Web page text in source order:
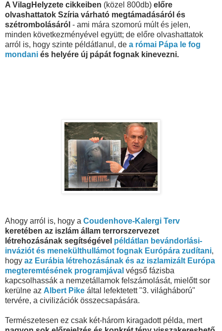
A VilagHelyzete cikkeiben (közel 800db) előre
olvashattatok Szíria várható megtámadásáról és
szétrombolásáról - ami mára szomorú múlt és jelen,
minden következményével együtt; de előre olvashattatok
arról is, hogy szinte példátlanul, de a római Pápa le fog
mondani és helyére új pápát fognak kinevezni.
Ahogy arról is, hogy a Coudenhove-Kalergi Terv
keretében az iszlám állam terrorszervezet
létrehozásának segítségével példátlan bevándorlási-
inváziót és menekülthullámot fognak Európára zudítani,
hogy az Eurábia létrehozásának és az iszlamizált Európa
megteremtésének programjával végső fázisba
kapcsolhassák a nemzetállamok felszámolását, mielőtt sor
kerülne az Albert Pike által lefektetett "3. világháború"
tervére, a civilizációk összecsapására.
Természetesen ez csak két-három kiragadott példa, mert